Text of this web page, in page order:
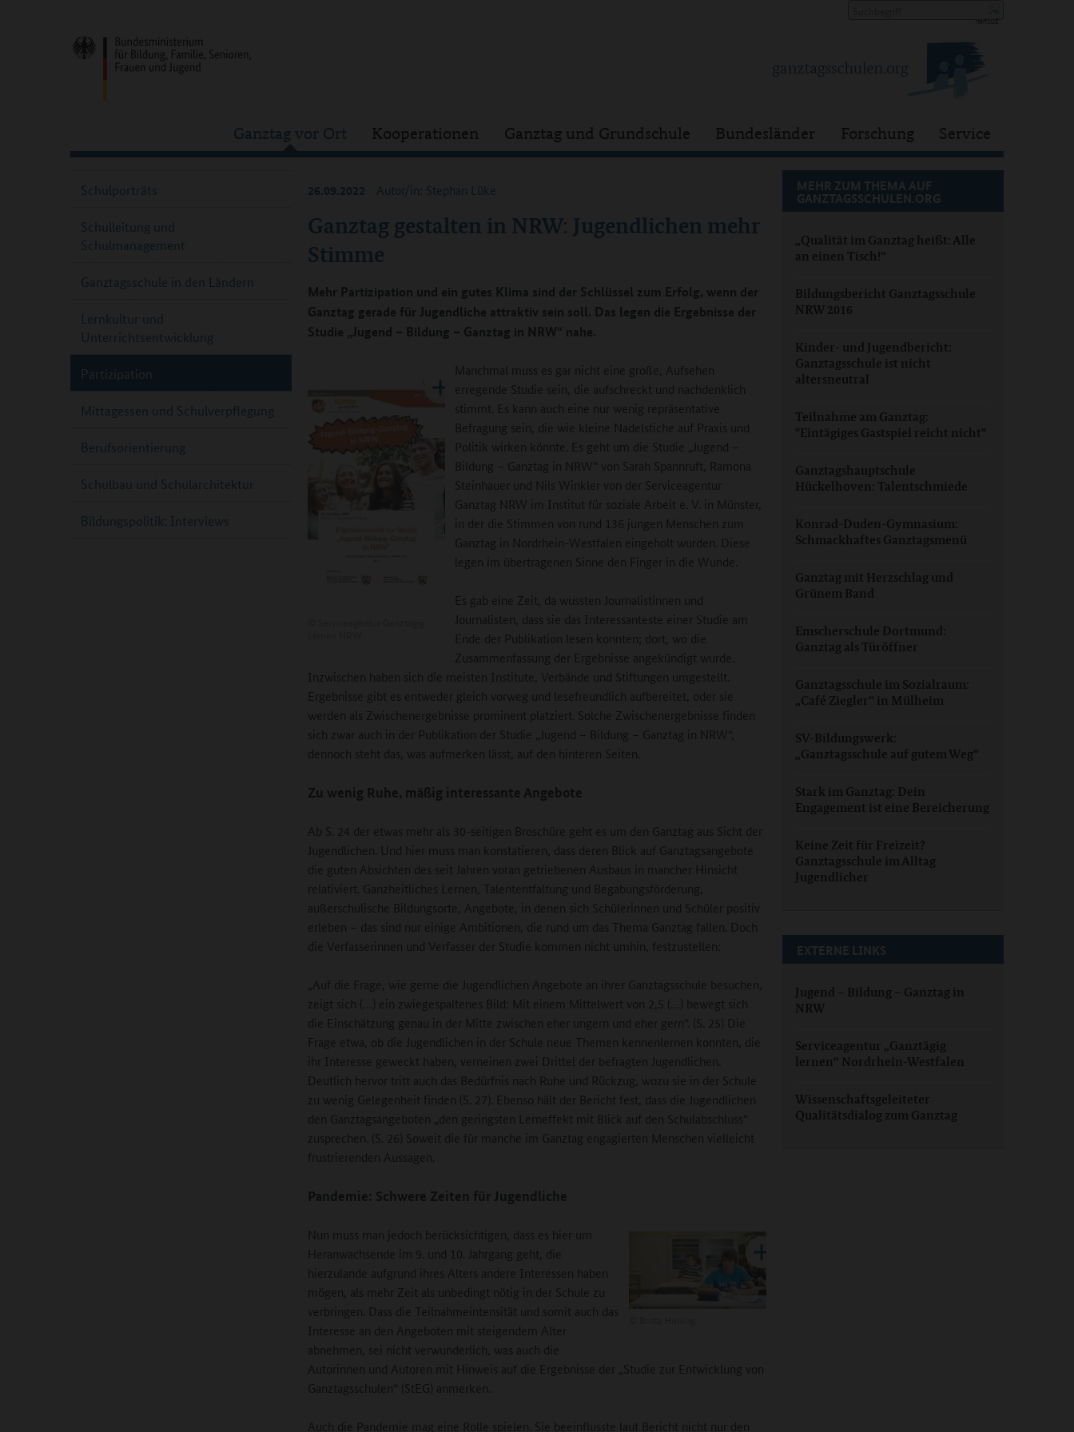
Ganztag vor Ort Kooperationen Ganztag und Grundschule Bundesländer Forschung Service
Ganztag gestalten in NRW: Jugendlichen mehr
Stimme
26.09.2022 Autor/in: Stephan Lüke
Mehr Partizipation und ein gutes Klima sind der Schlüssel zum Erfolg, wenn der
Ganztag gerade für Jugendliche attraktiv sein soll. Das legen die Ergebnisse der
Studie „Jugend – Bildung – Ganztag in NRW“ nahe.
Manchmal muss es gar nicht eine große, Aufsehen
erregende Studie sein, die aufschreckt und nachdenklich
stimmt. Es kann auch eine nur wenig repräsentative
Befragung sein, die wie kleine Nadelstiche auf Praxis und
Politik wirken könnte. Es geht um die Studie „Jugend –
Bildung – Ganztag in NRW“ von Sarah Spannruft, Ramona
Steinhauer und Nils Winkler von der Serviceagentur
Ganztag NRW im Institut für soziale Arbeit e. V. in Münster,
in der die Stimmen von rund 136 jungen Menschen zum
Ganztag in Nordrhein-Westfalen eingeholt wurden. Diese
legen im übertragenen Sinne den Finger in die Wunde.
Es gab eine Zeit, da wussten Journalistinnen und
Journalisten, dass sie das Interessanteste einer Studie am
Ende der Publikation lesen konnten; dort, wo die
Zusammenfassung der Ergebnisse angekündigt wurde.
Inzwischen haben sich die meisten Institute, Verbände und Stiftungen umgestellt.
Ergebnisse gibt es entweder gleich vorweg und lesefreundlich aufbereitet, oder sie
werden als Zwischenergebnisse prominent platziert. Solche Zwischenergebnisse finden
sich zwar auch in der Publikation der Studie „Jugend – Bildung – Ganztag in NRW“,
dennoch steht das, was aufmerken lässt, auf den hinteren Seiten.
Zu wenig Ruhe, mäßig interessante Angebote
Ab S. 24 der etwas mehr als 30-seitigen Broschüre geht es um den Ganztag aus Sicht der
Jugendlichen. Und hier muss man konstatieren, dass deren Blick auf Ganztagsangebote
die guten Absichten des seit Jahren voran getriebenen Ausbaus in mancher Hinsicht
relativiert. Ganzheitliches Lernen, Talententfaltung und Begabungsförderung,
außerschulische Bildungsorte, Angebote, in denen sich Schülerinnen und Schüler positiv
erleben – das sind nur einige Ambitionen, die rund um das Thema Ganztag fallen. Doch
die Verfasserinnen und Verfasser der Studie kommen nicht umhin, festzustellen:
„Auf die Frage, wie gerne die Jugendlichen Angebote an ihrer Ganztagsschule besuchen,
zeigt sich (…) ein zwiegespaltenes Bild: Mit einem Mittelwert von 2,5 (…) bewegt sich
die Einschätzung genau in der Mitte zwischen eher ungern und eher gern“. (S. 25) Die
Frage etwa, ob die Jugendlichen in der Schule neue Themen kennenlernen konnten, die
ihr Interesse geweckt haben, verneinen zwei Drittel der befragten Jugendlichen.
Deutlich hervor tritt auch das Bedürfnis nach Ruhe und Rückzug, wozu sie in der Schule
zu wenig Gelegenheit finden (S. 27). Ebenso hält der Bericht fest, dass die Jugendlichen
den Ganztagsangeboten „den geringsten Lerneffekt mit Blick auf den Schulabschluss“
zusprechen. (S. 26) Soweit die für manche im Ganztag engagierten Menschen vielleicht
frustrierenden Aussagen.
Pandemie: Schwere Zeiten für Jugendliche
Nun muss man jedoch berücksichtigen, dass es hier um
Heranwachsende im 9. und 10. Jahrgang geht, die
hierzulande aufgrund ihres Alters andere Interessen haben
mögen, als mehr Zeit als unbedingt nötig in der Schule zu
verbringen. Dass die Teilnahmeintensität und somit auch das
Interesse an den Angeboten mit steigendem Alter
abnehmen, sei nicht verwunderlich, was auch die
Autorinnen und Autoren mit Hinweis auf die Ergebnisse der „Studie zur Entwicklung von
Ganztagsschulen“ (StEG) anmerken.
Auch die Pandemie mag eine Rolle spielen. Sie beeinflusste laut Bericht nicht nur den
MEHR ZUM THEMA AUF
GANZTAGSSCHULEN.ORG
„Qualität im Ganztag heißt: Alle
an einen Tisch!“
Bildungsbericht Ganztagsschule
NRW 2016
Kinder- und Jugendbericht:
Ganztagsschule ist nicht
altersneutral
Teilnahme am Ganztag:
"Eintägiges Gastspiel reicht nicht"
Ganztagshauptschule
Hückelhoven: Talentschmiede
Konrad-Duden-Gymnasium:
Schmackhaftes Ganztagsmenü
Ganztag mit Herzschlag und
Grünem Band
Emscherschule Dortmund:
Ganztag als Türöffner
Ganztagsschule im Sozialraum:
„Café Ziegler“ in Mülheim
SV-Bildungswerk:
„Ganztagsschule auf gutem Weg“
Stark im Ganztag: Dein
Engagement ist eine Bereicherung
Keine Zeit für Freizeit?
Ganztagsschule im Alltag
Jugendlicher
EXTERNE LINKS
Jugend – Bildung – Ganztag in
NRW
Serviceagentur „Ganztägig
lernen“ Nordrhein-Westfalen
Wissenschaftsgeleiteter
Qualitätsdialog zum Ganztag
Schulporträts
Schulleitung und
Schulmanagement
Ganztagsschule in den Ländern
Lernkultur und
Unterrichtsentwicklung
Partizipation
Mittagessen und Schulverpflegung
Berufsorientierung
Schulbau und Schularchitektur
Bildungspolitik: Interviews